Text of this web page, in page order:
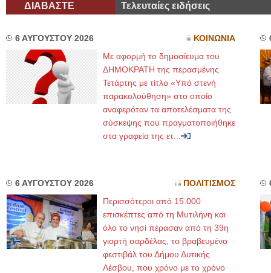
ΔΙΑΒΑΣΤΕ Τελευταίες ειδήσεις
6 ΑΥΓΟΥΣΤΟΥ 2026 ΚΟΙΝΩΝΙΑ
Με αφορμή το δημοσίευμα του
ΔΗΜΟΚΡΑΤΗ της περασμένης
Τετάρτης με τίτλο «Υπό στενή
παρακολούθηση» στο οποίο
αναφερόταν τα αποτελέσματα της
σύσκεψης που πραγματοποιήθηκε
στα γραφεία της ετ...
6 ΑΥΓΟΥΣΤΟΥ 2026 ΠΟΛΙΤΙΣΜΟΣ
Περισσότεροι από 15.000
επισκέπτες από τη Μυτιλήνη και
όλο το νησί πέρασαν από τη 39η
γιορτή σαρδέλας, το βραβευμένο
φεστιβάλ του Δήμου Δυτικής
Λέσβου, που χρόνο με το χρόνο